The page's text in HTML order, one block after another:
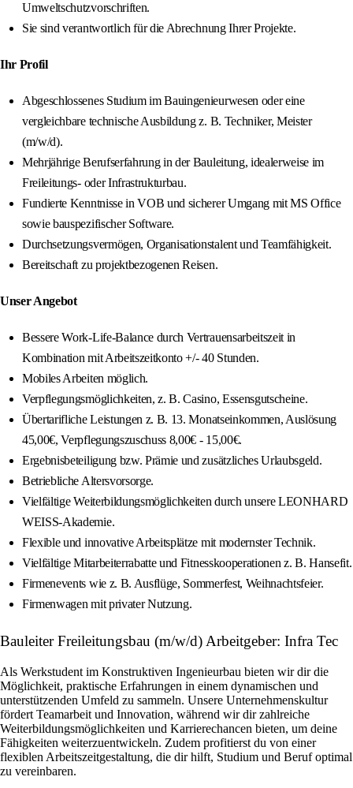
Umweltschutzvorschriften.
Sie sind verantwortlich für die Abrechnung Ihrer Projekte.
Ihr Profil
Abgeschlossenes Studium im Bauingenieurwesen oder eine
vergleichbare technische Ausbildung z. B. Techniker, Meister
(m/w/d).
Mehrjährige Berufserfahrung in der Bauleitung, idealerweise im
Freileitungs- oder Infrastrukturbau.
Fundierte Kenntnisse in VOB und sicherer Umgang mit MS Office
sowie bauspezifischer Software.
Durchsetzungsvermögen, Organisationstalent und Teamfähigkeit.
Bereitschaft zu projektbezogenen Reisen.
Unser Angebot
Bessere Work-Life-Balance durch Vertrauensarbeitszeit in
Kombination mit Arbeitszeitkonto +/- 40 Stunden.
Mobiles Arbeiten möglich.
Verpflegungsmöglichkeiten, z. B. Casino, Essensgutscheine.
Übertarifliche Leistungen z. B. 13. Monatseinkommen, Auslösung
45,00€, Verpflegungszuschuss 8,00€ - 15,00€.
Ergebnisbeteiligung bzw. Prämie und zusätzliches Urlaubsgeld.
Betriebliche Altersvorsorge.
Vielfältige Weiterbildungsmöglichkeiten durch unsere LEONHARD
WEISS-Akademie.
Flexible und innovative Arbeitsplätze mit modernster Technik.
Vielfältige Mitarbeiterrabatte und Fitnesskooperationen z. B. Hansefit.
Firmenevents wie z. B. Ausflüge, Sommerfest, Weihnachtsfeier.
Firmenwagen mit privater Nutzung.
Bauleiter Freileitungsbau (m/w/d) Arbeitgeber: Infra Tec
Als Werkstudent im Konstruktiven Ingenieurbau bieten wir dir die
Möglichkeit, praktische Erfahrungen in einem dynamischen und
unterstützenden Umfeld zu sammeln. Unsere Unternehmenskultur
fördert Teamarbeit und Innovation, während wir dir zahlreiche
Weiterbildungsmöglichkeiten und Karrierechancen bieten, um deine
Fähigkeiten weiterzuentwickeln. Zudem profitierst du von einer
flexiblen Arbeitszeitgestaltung, die dir hilft, Studium und Beruf optimal
zu vereinbaren.